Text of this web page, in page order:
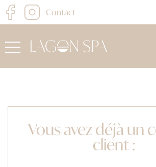
Contact
Vous avez déjà un
client :